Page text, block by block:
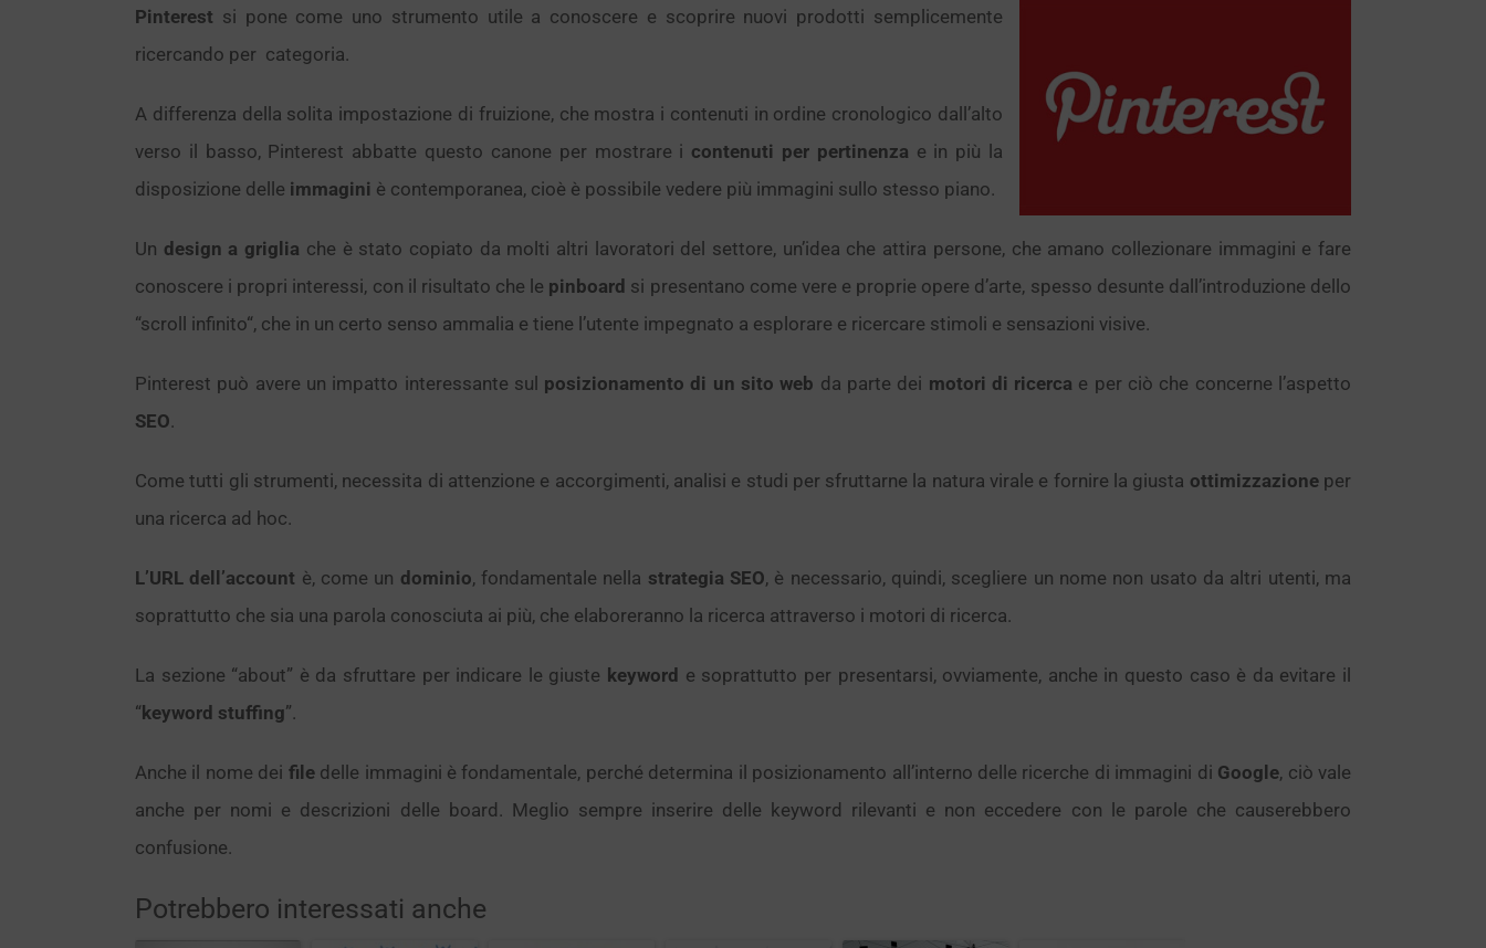
Pinterest si pone come uno strumento utile a conoscere e scoprire nuovi prodotti semplicemente
ricercando per categoria.
A differenza della solita impostazione di fruizione, che mostra i contenuti in ordine cronologico dall’alto
verso il basso, Pinterest abbatte questo canone per mostrare i contenuti per pertinenza e in più la
disposizione delle immagini è contemporanea, cioè è possibile vedere più immagini sullo stesso piano.
Un design a griglia che è stato copiato da molti altri lavoratori del settore, un’idea che attira persone, che amano collezionare immagini e fare
conoscere i propri interessi, con il risultato che le pinboard si presentano come vere e proprie opere d’arte, spesso desunte dall’introduzione dello
“scroll infinito“, che in un certo senso ammalia e tiene l’utente impegnato a esplorare e ricercare stimoli e sensazioni visive.
Pinterest può avere un impatto interessante sul posizionamento di un sito web da parte dei motori di ricerca e per ciò che concerne l’aspetto
SEO.
Come tutti gli strumenti, necessita di attenzione e accorgimenti, analisi e studi per sfruttarne la natura virale e fornire la giusta ottimizzazioneper
una ricerca ad hoc.
L’URL dell’account è, come un dominio, fondamentale nella strategia SEO, è necessario, quindi, scegliere un nome non usato da altri utenti, ma
soprattutto che sia una parola conosciuta ai più, che elaboreranno la ricerca attraverso i motori di ricerca.
La sezione “about” è da sfruttare per indicare le giuste keyword e soprattutto per presentarsi, ovviamente, anche in questo caso è da evitare il
“keyword stuffing”.
Anche il nome dei filedelle immagini è fondamentale, perché determina il posizionamento all’interno delle ricerche di immagini di Google, ciò vale
anche per nomi e descrizioni delle board. Meglio sempre inserire delle keyword rilevanti e non eccedere con le parole che causerebbero
confusione.
Potrebbero interessati anche